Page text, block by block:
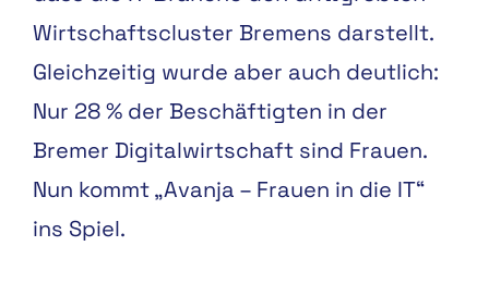
Wirtschaftscluster Bremens darstellt.
Gleichzeitig wurde aber auch deutlich:
Nur 28 % der Beschäftigten in der
Bremer Digitalwirtschaft sind Frauen.
Nun kommt „Avanja – Frauen in die IT“
ins Spiel.